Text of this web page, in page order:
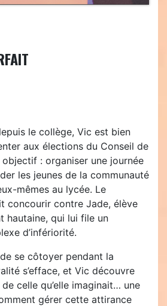
le collège, Vic est bien
aux élections du Conseil de
objectif : organiser une journée
les jeunes de la communauté
mêmes au lycée. Le
concourir contre Jade, élève
hautaine, qui lui file un
d’infériorité.
se côtoyer pendant la
s’efface, et Vic découvre
celle qu’elle imaginait… une
gérer cette attirance